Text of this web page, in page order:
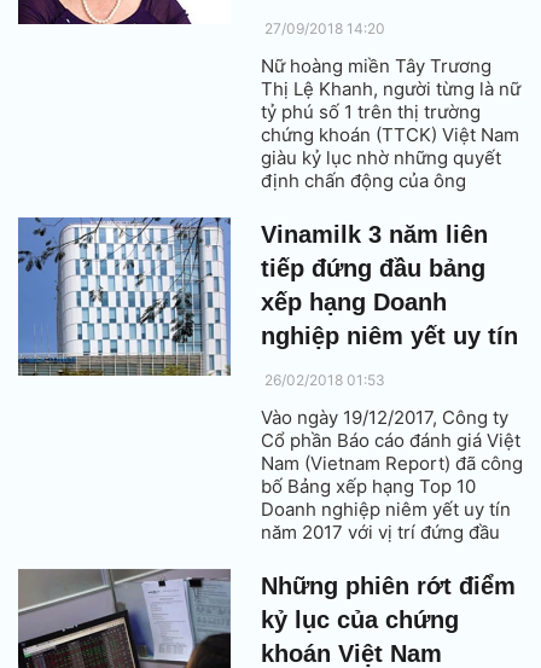
27/09/2018 14:20
Nữ hoàng miền Tây Trương
Thị Lệ Khanh, người từng là nữ
tỷ phú số 1 trên thị trường
chứng khoán (TTCK) Việt Nam
giàu kỷ lục nhờ những quyết
định chấn động của ông
Vinamilk 3 năm liên
tiếp đứng đầu bảng
xếp hạng Doanh
nghiệp niêm yết uy tín
26/02/2018 01:53
Vào ngày 19/12/2017, Công ty
Cổ phần Báo cáo đánh giá Việt
Nam (Vietnam Report) đã công
bố Bảng xếp hạng Top 10
Doanh nghiệp niêm yết uy tín
năm 2017 với vị trí đứng đầu
Việt Nam (Vinamilk). Đây là
năm thứ 3 liên tiếp Vinamilk
được bình chọn dẫn đầu với tỉ
lệ lựa chọn cao nhất.
Những phiên rớt điểm
kỷ lục của chứng
khoán Việt Nam